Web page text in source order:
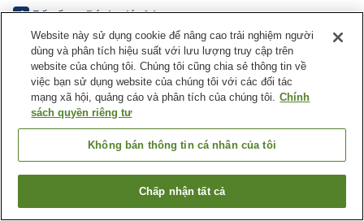
4 Rất tốt Đánh giá:1lượt
Tiện nghi chỗ nghỉ
Bãi đỗ xe Sân tennis
Trang chủ Nhật Bản Tỉnh Yamanashi
Làng Yamanakako
Sports Inn Aoyamadori
Tìm phòng trống
Website này sử dụng cookie để nâng cao trải nghiệm người
dùng và phân tích hiệu suất với lưu lượng truy cập trên
website của chúng tôi. Chúng tôi cũng chia sẻ thông tin về
việc bạn sử dụng website của chúng tôi với các đối tác
mạng xã hội, quảng cáo và phân tích của chúng tôi. Chính
sách quyền riêng tư
Không bán thông tin cá nhân của tôi
Chấp nhận tất cả